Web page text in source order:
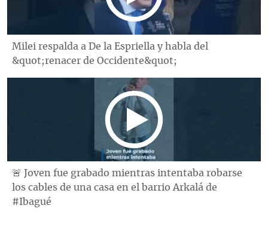
Milei respalda a De la Espriella y habla del
&quot;renacer de Occidente&quot;
🚨 Joven fue grabado mientras intentaba robarse
los cables de una casa en el barrio Arkalá de
#Ibagué